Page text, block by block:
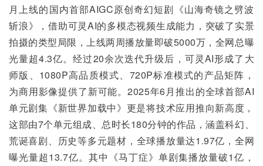
月上线的国内首部AIGC原创奇幻短剧《山海奇镜之劈波
斩浪》，借助可灵AI的多模态视频生成能力，突破了实景
拍摄的类型局限，上线两周播放量即破5000万，全网总曝
光量超4.3亿。经过20余次迭代升级后，可灵AI形成了大
师版、1080P高品质模式、720P标准模式的产品矩阵，
为商用影像提供了新可能。2025年6月推出的全球首部AI
单元剧集《新世界加载中》更是将技术应用推向新高度，
这部由7个单元组成、总时长180分钟的作品，涵盖科幻、
荒诞喜剧、历史等多元题材，全球播放量达1.97亿，全网
曝光量超13.7亿。其中《马丁症》单剧集播放量破1亿，